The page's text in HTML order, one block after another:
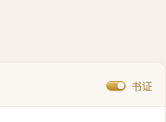
书证